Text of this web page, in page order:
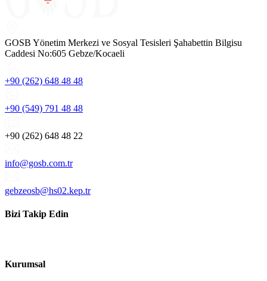
GOSB Yönetim Merkezi ve Sosyal Tesisleri Şahabettin Bilgisu
Caddesi No:605 Gebze/Kocaeli
+90 (262) 648 48 48
+90 (549) 791 48 48
+90 (262) 648 48 22
info@gosb.com.tr
gebzeosb@hs02.kep.tr
Bizi Takip Edin
Kurumsal